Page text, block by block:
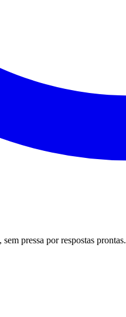
pressa por respostas prontas.